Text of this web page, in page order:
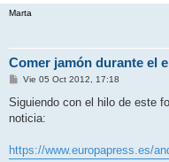
Marta
Comer jamón durante el
M
n
s
a
Vie 05 Oct 2012, 17:18
Siguiendo con el hilo de este
noticia:
https://www.europapress.es/